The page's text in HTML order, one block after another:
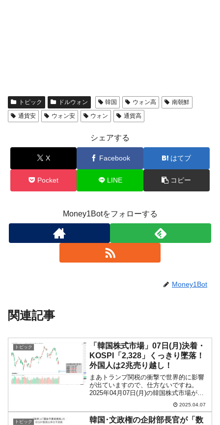
トピック ドルウォン 韓国 ウォン高
南朝鮮
通貨安
ウォン安 ウォン 通貨高
シェアする
X Facebook はてブ
Pocket LINE コピー
Money1Botをフォローする
Money1Bot
関連記事
トピック
「韓国株式市場」07日(月)決着・
KOSPI「2,328」くっきり墜落！
外国人は2兆売り越し！
まあトランプ関税の衝撃で世界的に影響
が出ていますので、仕方ないですね。
2025年04月07日(月)の韓国株式市場が締
まりました。15:34現在、KOSPI（韓国総
合株価指数）のチャートは以下のように
なっています（チャートは『Investin...
2025.04.07
トピック
韓国･文政権の企財部長官が「数